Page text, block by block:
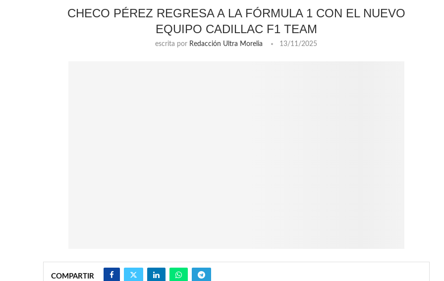
CHECO PÉREZ REGRESA A LA FÓRMULA 1 CON EL NUEVO
EQUIPO CADILLAC F1 TEAM
escrita por Redacción Ultra Morelia 13/11/2025
COMPARTIR